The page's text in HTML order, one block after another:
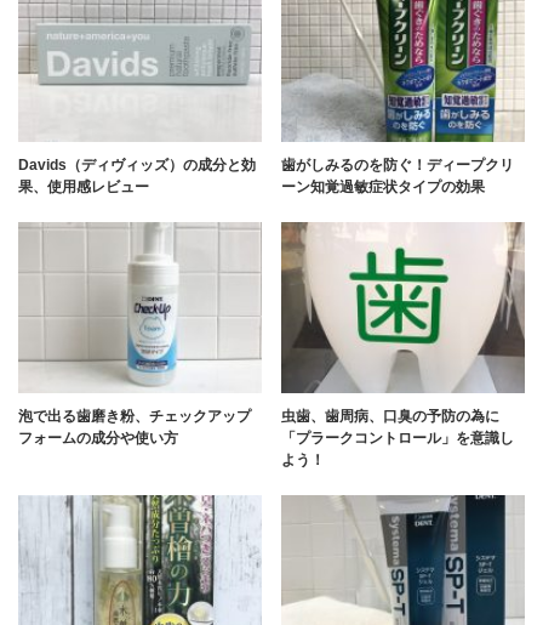
Davids（ディヴィッズ）の成分と効
果、使用感レビュー
歯がしみるのを防ぐ！ディープクリ
ーン知覚過敏症状タイプの効果
泡で出る歯磨き粉、チェックアップ
フォームの成分や使い方
虫歯、歯周病、口臭の予防の為に
「プラークコントロール」を意識し
よう！